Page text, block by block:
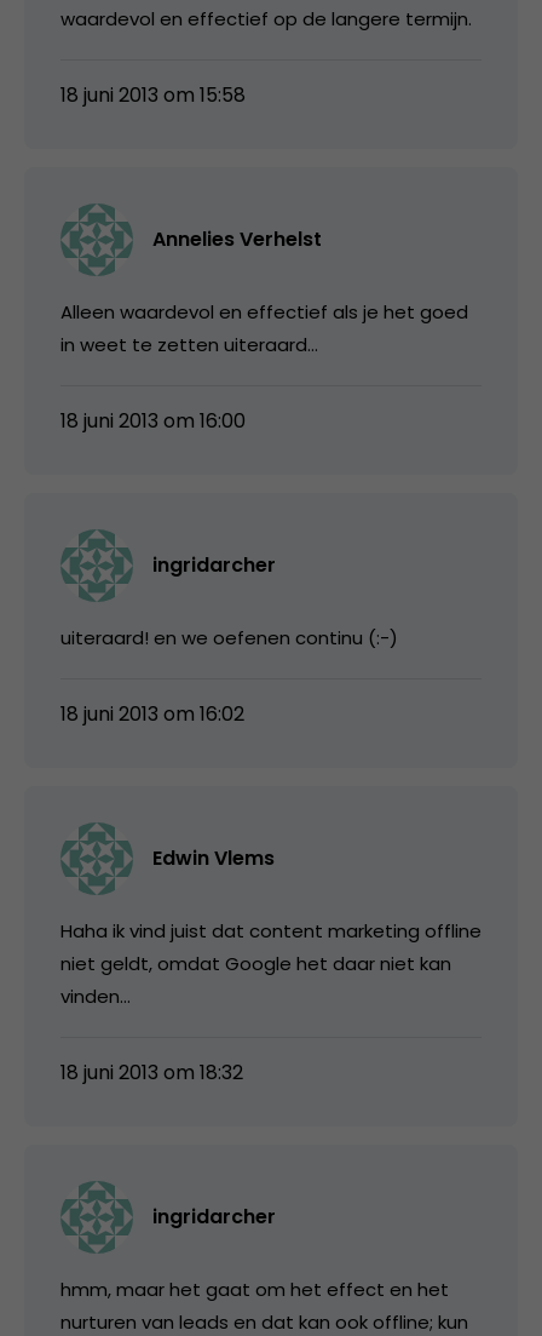
waardevol en effectief op de langere termijn.
18 juni 2013 om 15:58
Annelies Verhelst
Alleen waardevol en effectief als je het goed
in weet te zetten uiteraard…
18 juni 2013 om 16:00
ingridarcher
uiteraard! en we oefenen continu (:-)
18 juni 2013 om 16:02
Edwin Vlems
Haha ik vind juist dat content marketing offline
niet geldt, omdat Google het daar niet kan
vinden…
18 juni 2013 om 18:32
ingridarcher
hmm, maar het gaat om het effect en het
nurturen van leads en dat kan ook offline; kun